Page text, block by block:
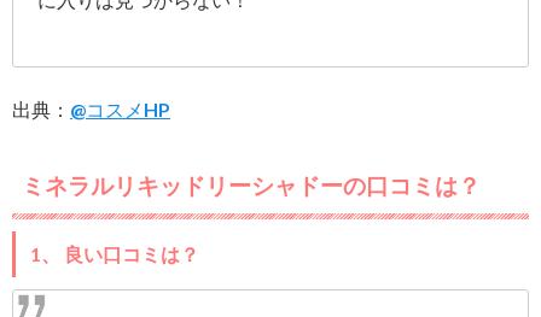
出典： @コスメHP
ミネラルリキッドリーシャドーの口コミは？
1、 良い口コミは？